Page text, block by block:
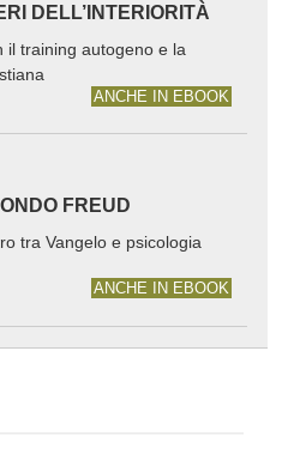
DELL’INTERIORITÀ
il training autogeno e la
ANCHE IN EBOOK
FREUD
tra Vangelo e psicologia
ANCHE IN EBOOK